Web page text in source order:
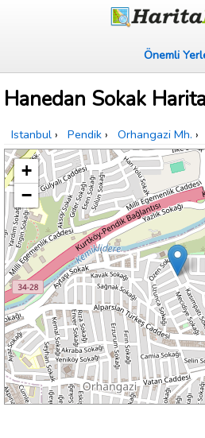
Önemli
Hanedan Sokak
Istanbul › Pendik › Orhangazi Mh. ›
+
−